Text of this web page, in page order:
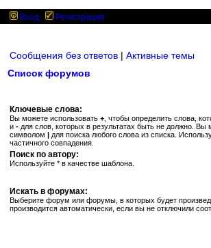
Вход Регистрация
Сообщения без ответов | Активные темы
Список форумов
Ключевые слова:
Вы можете использовать + , чтобы определить слова,
и - для слов, которых в результатах быть не должно. Вы
символом | для поиска любого слова из списка.
частичного совпадения.
Поиск по автору:
Используйте * в качестве шаблона.
Искать в форумах:
Выберите форум или форумы, в которых будет
производится автоматически, если вы не отключили